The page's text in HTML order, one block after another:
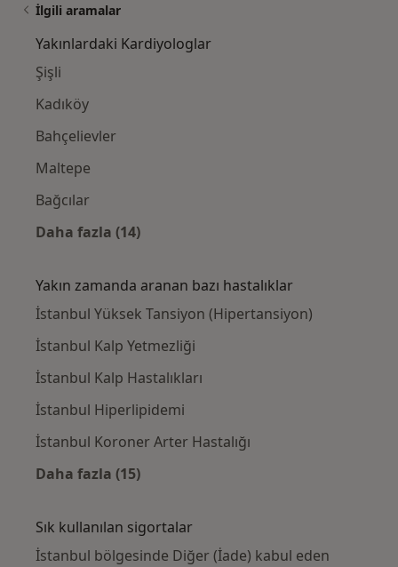
İlgili aramalar
Yakınlardaki Kardiyologlar
Şişli
Kadıköy
Bahçelievler
Maltepe
Bağcılar
Daha fazla (14)
Yakın zamanda aranan bazı hastalıklar
İstanbul Yüksek Tansiyon (Hipertansiyon)
İstanbul Kalp Yetmezliği
İstanbul Kalp Hastalıkları
İstanbul Hiperlipidemi
İstanbul Koroner Arter Hastalığı
Daha fazla (15)
Sık kullanılan sigortalar
İstanbul bölgesinde Diğer (İade) kabul eden